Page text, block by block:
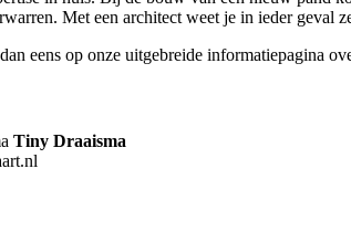
Met een architect weet je in ieder
eens op onze uitgebreide informatiepagina
Tiny Draaisma